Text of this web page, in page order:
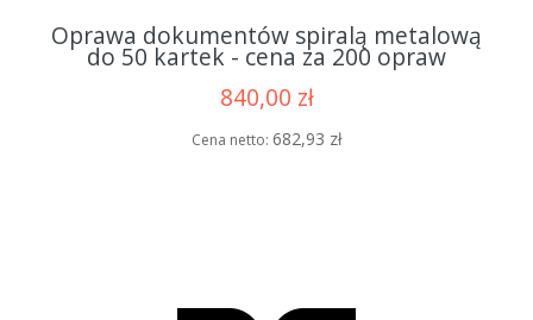
Oprawa dokumentów spiralą metalową
do 50 kartek - cena za 200 opraw
840,00 zł
Cena netto: 682,93 zł